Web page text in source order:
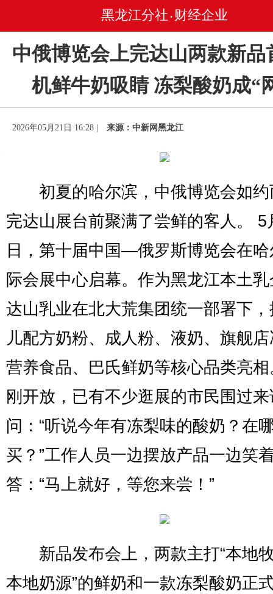
黑龙江分社 • 财经企业
中俄博览会上完达山两款新品
机鲜牛奶吸睛 冻梨酸奶成“
2026年05月21日 16:28 | 来源：中新网黑龙江
初夏的哈尔滨，中俄博览会如约
完达山展台前聚满了尝鲜的客人。 5
日，第十届中国—俄罗斯博览会在
际会展中心启幕。作为黑龙江本土
达山乳业在北大荒集团统一部署下
儿配方奶粉、成人粉、液奶、旗舰
营养食品、巴氏鲜奶等核心品类亮
刚开放，已有不少逛展的市民围过来
问：“听说今年有冻梨味的酸奶？在
买？”工作人员一边摆放产品一边笑
答：“马上就好，等您来尝！”
新品发布会上，两款主打“本地
本地奶源”的鲜奶和一款冻梨酸奶正